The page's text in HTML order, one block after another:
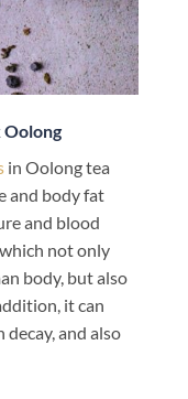
Oolong
in Oolong tea
and body fat
and blood
not only
body, but also
it can
and also